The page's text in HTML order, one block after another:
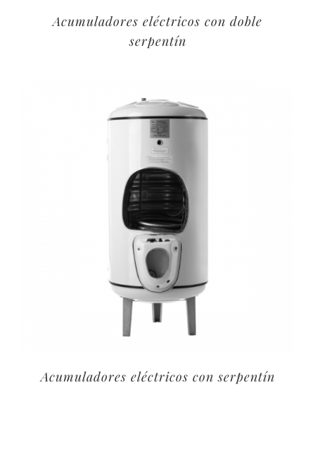
Acumuladores eléctricos con doble
serpentín
Acumuladores eléctricos con serpentín